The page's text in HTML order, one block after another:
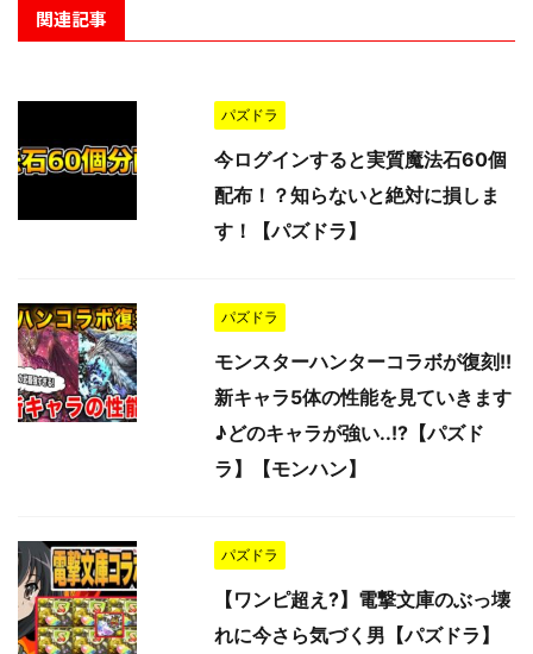
関連記事
パズドラ
今ログインすると実質魔法石60個
配布！？知らないと絶対に損しま
す！【パズドラ】
パズドラ
モンスターハンターコラボが復刻!!
新キャラ5体の性能を見ていきます
♪どのキャラが強い..!?【パズド
ラ】【モンハン】
パズドラ
【ワンピ超え?】電撃文庫のぶっ壊
れに今さら気づく男【パズドラ】